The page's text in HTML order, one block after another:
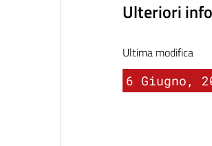
Ulteriori
Ultima modifica
6 Giugno,